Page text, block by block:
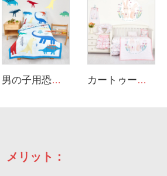
男の子用恐竜プリントキッズベッド寝具セット カートゥーンウサギテーマの高級ベビー用寝具セット 新生児女の子用ベッドセット
メリット：